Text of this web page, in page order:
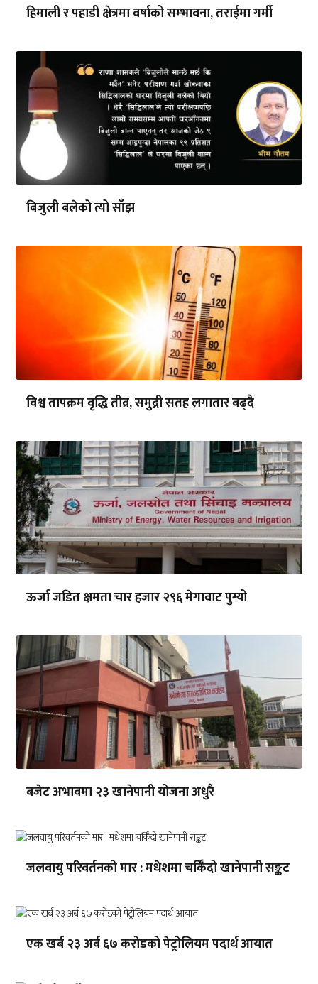
हिमाली र पहाडी क्षेत्रमा वर्षाको सम्भावना, तराईमा गर्मी
बिजुली बलेको त्यो साँझ
विश्व तापक्रम वृद्धि तीव्र, समुद्री सतह लगातार बढ्दै
ऊर्जा जडित क्षमता चार हजार २९६ मेगावाट पुग्यो
बजेट अभावमा २३ खानेपानी योजना अधुरै
जलवायु परिवर्तनको मार : मधेशमा चर्किँदो खानेपानी सङ्कट
एक खर्ब २३ अर्ब ६७ करोडको पेट्रोलियम पदार्थ आयात